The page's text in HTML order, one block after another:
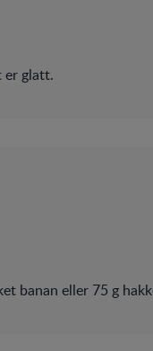
er glatt.
banan eller 75 g